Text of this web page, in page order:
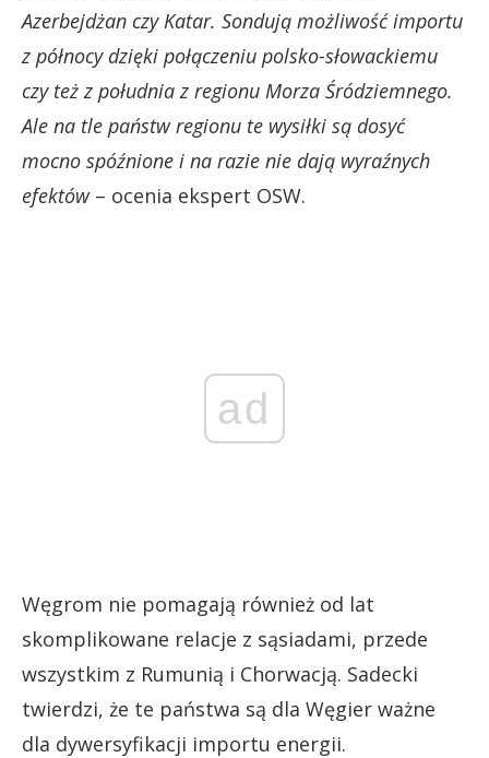
Azerbejdżan czy Katar. Sondują możliwość importu
z północy dzięki połączeniu polsko-słowackiemu
czy też z południa z regionu Morza Śródziemnego.
Ale na tle państw regionu te wysiłki są dosyć
mocno spóźnione i na razie nie dają wyraźnych
efektów– ocenia ekspert OSW.
ad
Węgrom nie pomagają również od lat
skomplikowane relacje z sąsiadami, przede
wszystkim z Rumunią i Chorwacją. Sadecki
twierdzi, że te państwa są dla Węgier ważne
dla dywersyfikacji importu energii.